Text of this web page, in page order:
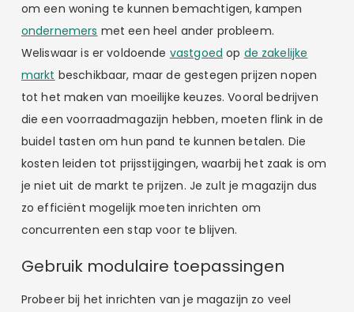
om een woning te kunnen bemachtigen, kampen
ondernemers met een heel ander probleem.
Weliswaar is er voldoende vastgoed op de zakelijke
markt beschikbaar, maar de gestegen prijzen nopen
tot het maken van moeilijke keuzes. Vooral bedrijven
die een voorraadmagazijn hebben, moeten flink in de
buidel tasten om hun pand te kunnen betalen. Die
kosten leiden tot prijsstijgingen, waarbij het zaak is om
je niet uit de markt te prijzen. Je zult je magazijn dus
zo efficiënt mogelijk moeten inrichten om
concurrenten een stap voor te blijven.
Gebruik modulaire toepassingen
Probeer bij het inrichten van je magazijn zo veel